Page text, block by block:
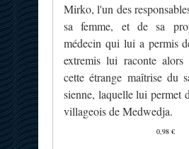
Mirko, l'un des
sa femme, et de sa
médecin qui lui a permis
extremis lui raconte
cette étrange maîtrise du
sienne, laquelle lui permet
villageois de Medwedja.
0,98 €